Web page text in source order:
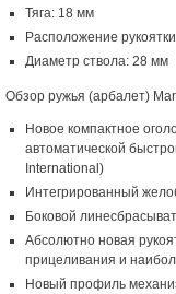
Тяга: 18 мм
Расположение
Диаметр ствола: 28 мм
Обзор ружья (арбалет)
Новое компактное
автоматической
International)
Интегрированный
Боковой
Абсолютно новая
прицеливания и
Новый профиль